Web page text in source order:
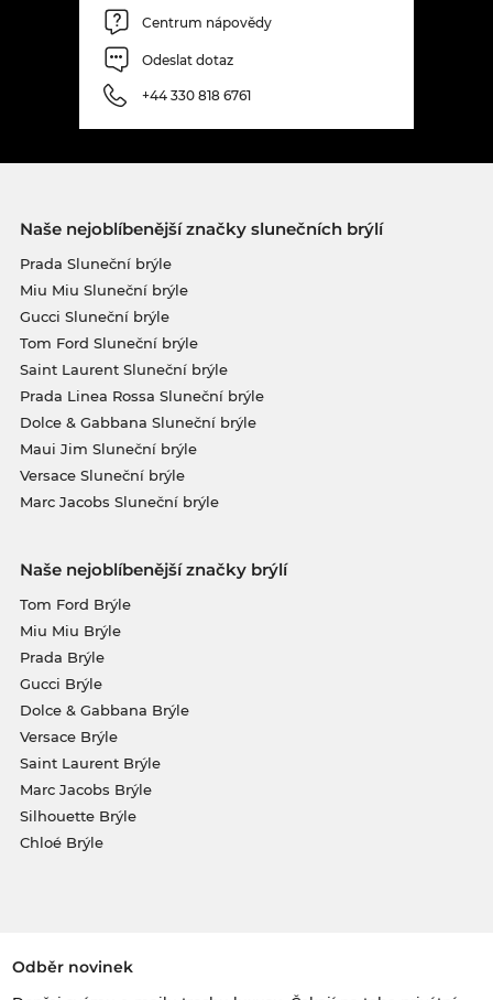
Centrum nápovědy
Odeslat dotaz
+44 330 818 6761
Naše nejoblíbenější značky slunečních brýlí
Prada Sluneční brýle
Miu Miu Sluneční brýle
Gucci Sluneční brýle
Tom Ford Sluneční brýle
Saint Laurent Sluneční brýle
Prada Linea Rossa Sluneční brýle
Dolce & Gabbana Sluneční brýle
Maui Jim Sluneční brýle
Versace Sluneční brýle
Marc Jacobs Sluneční brýle
Naše nejoblíbenější značky brýlí
Tom Ford Brýle
Miu Miu Brýle
Prada Brýle
Gucci Brýle
Dolce & Gabbana Brýle
Versace Brýle
Saint Laurent Brýle
Marc Jacobs Brýle
Silhouette Brýle
Chloé Brýle
Odběr novinek